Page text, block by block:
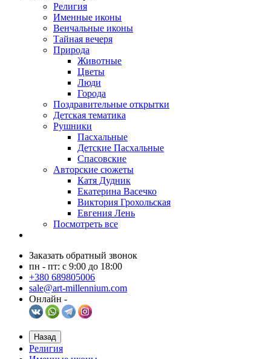
Религия
Именные иконы
Венчальные иконы
Тайная вечеря
Природа
Животные
Цветы
Люди
Города
Поздравительные открытки
Детская тематика
Рушники
Пасхальные
Детские Пасхальные
Спасовские
Авторские сюжеты
Катя Дудник
Екатерина Васечко
Виктория Грохольская
Евгения Лень
Посмотреть все
Заказать обратный звонок
пн - пт: с 9:00 до 18:00
+380 689805006
sale@art-millennium.com
Онлайн -
Назад
Религия